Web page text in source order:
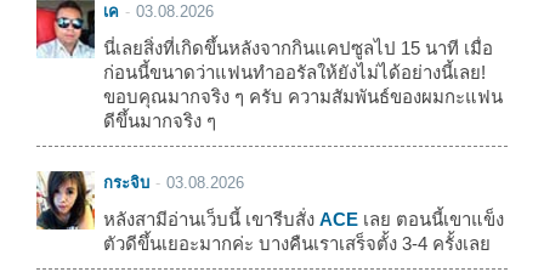
เค 03.08.2026
นี่เลยสิ่งที่เกิดขึ้นหลังจากกินแคปซูลไป 15 นาที เมื่อ
ก่อนนี้ขนาดว่าแฟนทำออรัลให้ยังไม่ได้อย่างนี้เลย!
ขอบคุณมากจริง ๆ ครับ ความสัมพันธ์ของผมกะแฟน
ดีขึ้นมากจริง ๆ
กระจิบ 03.08.2026
หลังสามีอ่านเว็บนี้ เขารีบสั่ง ACE เลย ตอนนี้เขาแข็ง
ตัวดีขึ้นเยอะมากค่ะ บางคืนเราเสร็จตั้ง 3-4 ครั้งเลย